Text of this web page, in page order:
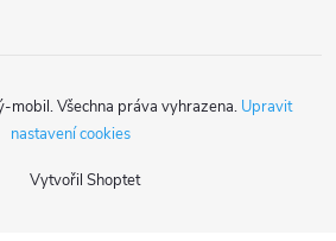
Vytvořil Shoptet
mobil. Všechna práva vyhrazena. Upravit
nastavení cookies